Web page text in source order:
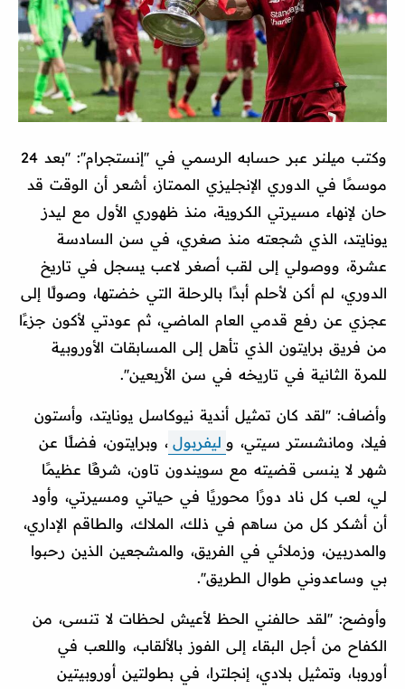
وكتب ميلنر عبر حسابه الرسمي في ''إنستجرام'': ''بعد 24
موسمًا في الدوري الإنجليزي الممتاز، أشعر أن الوقت قد
حان لإنهاء مسيرتي الكروية، منذ ظهوري الأول مع ليدز
يونايتد، الذي شجعته منذ صغري، في سن السادسة
عشرة، ووصولي إلى لقب أصغر لاعب يسجل في تاريخ
الدوري، لم أكن لأحلم أبدًا بالرحلة التي خضتها، وصولًا إلى
عجزي عن رفع قدمي العام الماضي، ثم عودتي لأكون جزءًا
من فريق برايتون الذي تأهل إلى المسابقات الأوروبية
للمرة الثانية في تاريخه في سن الأربعين''.
وأضاف: ''لقد كان تمثيل أندية نيوكاسل يونايتد، وأستون
فيلا، ومانشستر سيتي، و ليفربول ، وبرايتون، فضلًا عن
شهر لا ينسى قضيته مع سويندون تاون، شرفًا عظيمًا
لي، لعب كل ناد دورًا محوريًا في حياتي ومسيرتي، وأود
أن أشكر كل من ساهم في ذلك، الملاك، والطاقم الإداري،
والمدربين، وزملائي في الفريق، والمشجعين الذين رحبوا
بي وساعدوني طوال الطريق''.
وأوضح: ''لقد حالفني الحظ لأعيش لحظات لا تنسى، من
الكفاح من أجل البقاء إلى الفوز بالألقاب، واللعب في
أوروبا، وتمثيل بلادي، إنجلترا، في بطولتين أوروبيتين